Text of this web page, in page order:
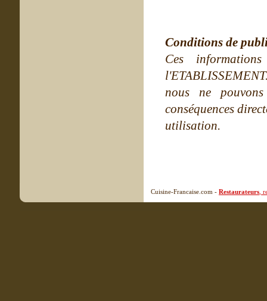
Conditions de
Ces
nous ne
conséquences
utilisation.
Cuisine-Francaise.com - Restaurateurs ,